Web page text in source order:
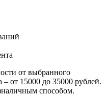
от выбранного
– от 15000 до 35000 рублей.
способом.